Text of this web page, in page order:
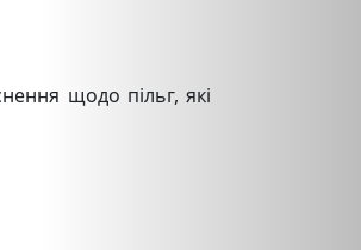
щодо пільг, які